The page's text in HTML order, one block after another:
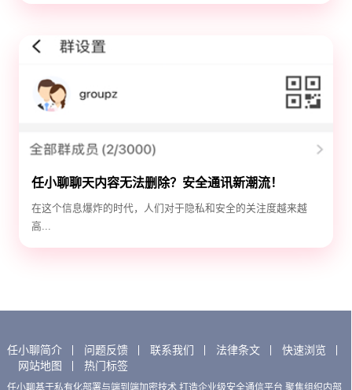
任小聊聊天内容无法删除？安全通讯新潮流！
在这个信息爆炸的时代，人们对于隐私和安全的关注度越来越
高...
任小聊简介 问题反馈 联系我们 法律条文
快速浏览
网站地图
热门标签
任小聊基于私有化部署与端到端加密技术,打造企业级安全通信平台,聚焦组织内部